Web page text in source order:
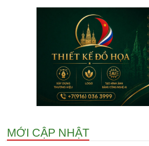
MỚI CẬP NHẬT